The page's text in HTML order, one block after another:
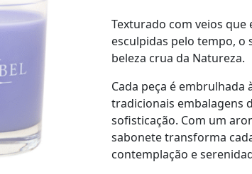
Texturado com veios que
esculpidas pelo tempo, o
beleza crua da Natureza.
Cada peça é
tradicionais embalagens
sofisticação. Com um
sabonete transforma
contemplação e